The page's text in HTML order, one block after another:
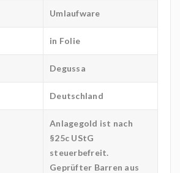
Umlaufware
in Folie
Degussa
Deutschland
Anlagegold ist nach
§25c UStG
steuerbefreit.
Geprüfter Barren aus